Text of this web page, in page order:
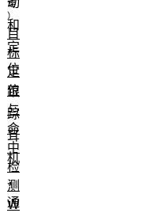
和
定
位
跟
踪
耳
机
，
通
目
标
定
位
与
命
中
检
测
W